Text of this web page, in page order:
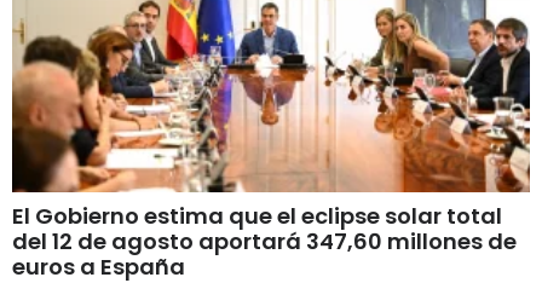
El Gobierno estima que el eclipse solar total
del 12 de agosto aportará 347,60 millones de
euros a España